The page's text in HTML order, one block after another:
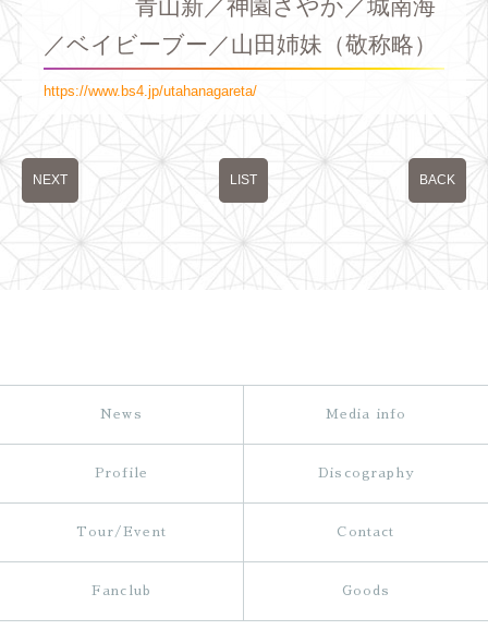
青山新／神園さやか／城南海
／ベイビーブー／山田姉妹（敬称略）
https://www.bs4.jp/utahanagareta/
NEXT LIST BACK
News Media info
Profile Discography
Tour/Event Contact
Fanclub Goods